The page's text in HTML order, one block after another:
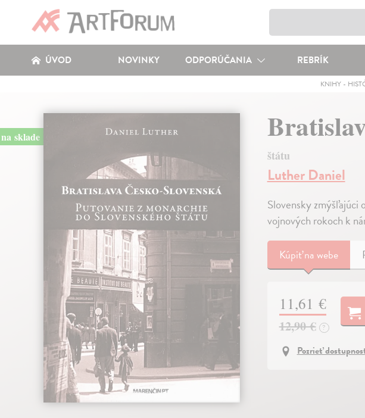
ÚVOD NOVINKY ODPORÚČANIA REBRÍK
KNIHY-
na sklade
štátu
Luther Daniel
Slovensky zmýšľajúci
vojnových rokoch k
Kúpiťna webe
11,61 €
12,90 € ?
Pozrieť